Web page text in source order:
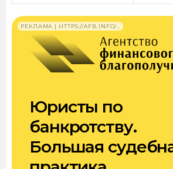
РЕКЛАМА | HTTPS://AFB.INFO/…
Юристы по
банкротству.
Большая